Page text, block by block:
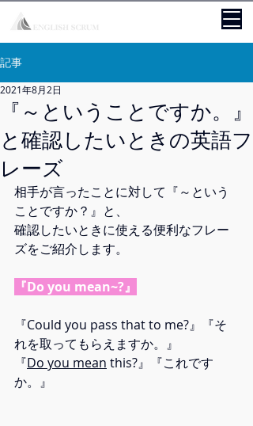
記事
『～ということですか。』
と確認したいときの英語フ
レーズ
2021年8月2日
相手が言ったことに対して『～という
ことですか？』と、
確認したいときに使える便利なフレー
ズをご紹介します。
『Do you mean~?』
『Could you pass that to me?』『そ
れを取ってもらえますか。』
『Do you mean this?』『これです
か。』